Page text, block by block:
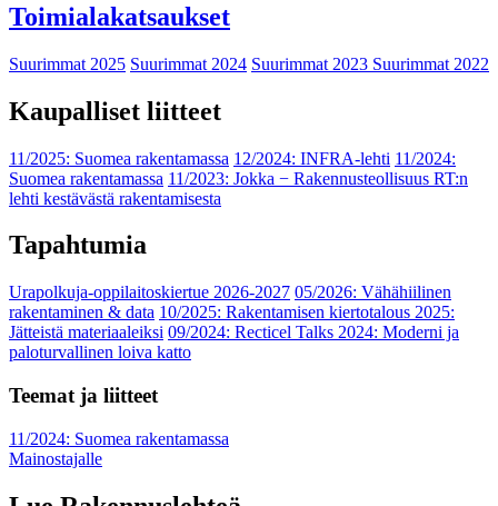
Toimialakatsaukset
Suurimmat 2025 Suurimmat 2024 Suurimmat 2023 Suurimmat 2022
Kaupalliset liitteet
11/2025: Suomea rakentamassa 12/2024: INFRA-lehti 11/2024:
Suomea rakentamassa 11/2023: Jokka − Rakennusteollisuus RT:n
lehti kestävästä rakentamisesta
Tapahtumia
Urapolkuja-oppilaitoskiertue 2026-2027 05/2026: Vähähiilinen
rakentaminen & data 10/2025: Rakentamisen kiertotalous 2025:
Jätteistä materiaaleiksi 09/2024: Recticel Talks 2024: Moderni ja
paloturvallinen loiva katto
Teemat ja liitteet
11/2024: Suomea rakentamassa
Mainostajalle